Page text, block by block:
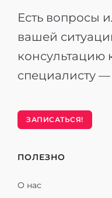
Есть вопросы
вашей
консультацию
специалисту
ЗАПИСАТЬСЯ!
ПОЛЕЗНО
О нас